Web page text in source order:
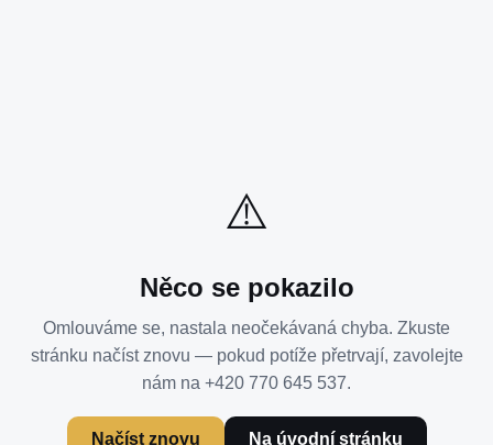
⚠️
Něco se pokazilo
Omlouváme se, nastala neočekávaná chyba. Zkuste
stránku načíst znovu — pokud potíže přetrvají, zavolejte
nám na +420 770 645 537.
Načíst znovu Na úvodní stránku